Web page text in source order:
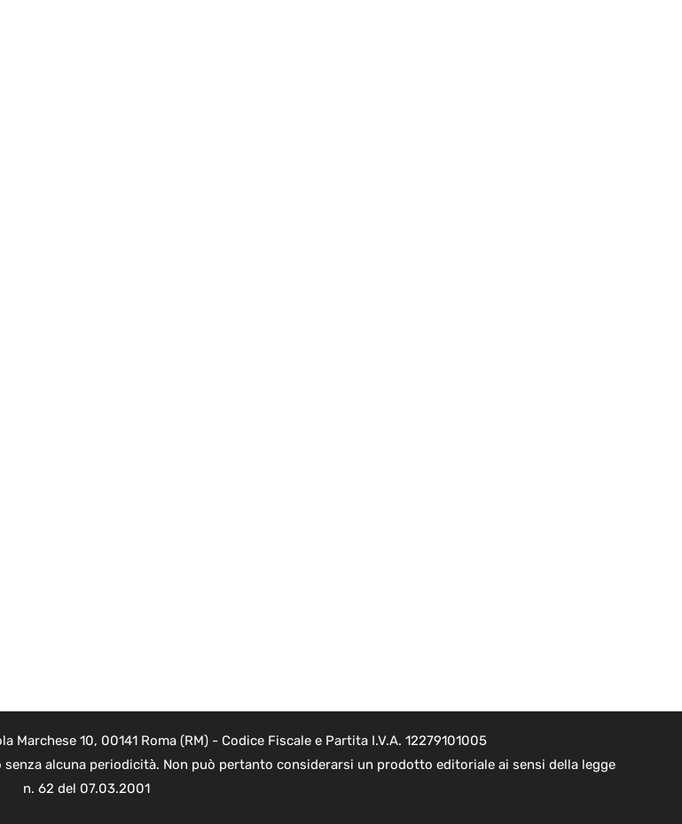
Marchese 10, 00141 Roma (RM) - Codice Fiscale e Partita I.V.A. 12279101005
alcuna periodicità. Non può pertanto considerarsi un prodotto editoriale ai sensi della legge
n. 62 del 07.03.2001